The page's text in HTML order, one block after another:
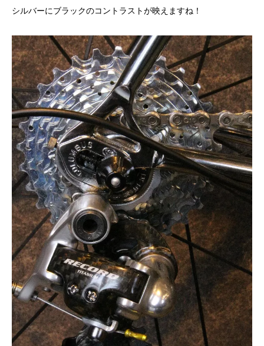
シルバーにブラックのコントラストが映えますね！